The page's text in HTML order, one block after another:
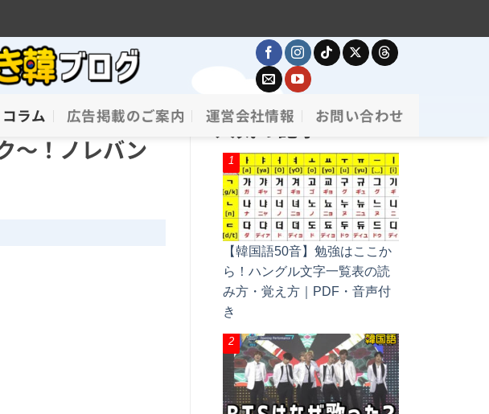
コラム 広告掲載のご案内 運営会社情報 お問い合わせ
～！ノレバン
人気の記事
【韓国語50音】勉強はここか
ら！ハングル文字一覧表の読
み方・覚え方｜PDF・音声付
き